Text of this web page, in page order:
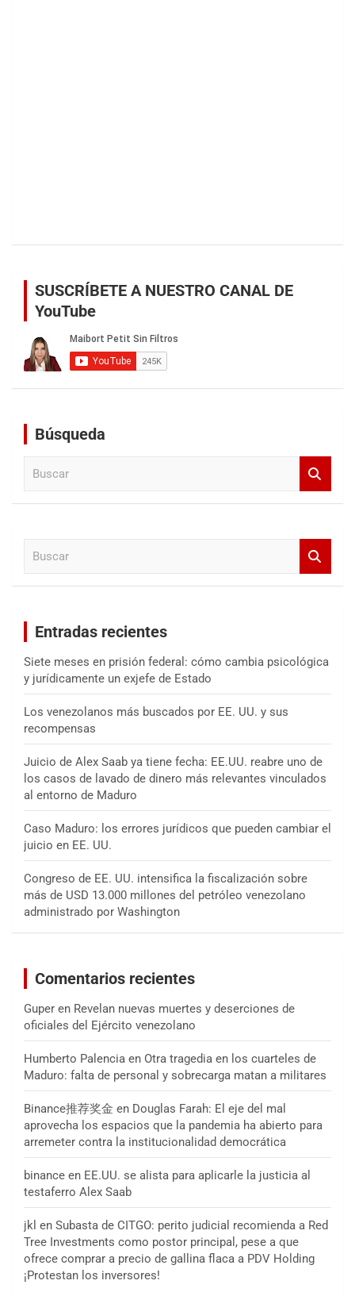
SUSCRÍBETE A NUESTRO CANAL DE
YouTube
Búsqueda
Entradas recientes
Siete meses en prisión federal: cómo cambia psicológica
y jurídicamente un exjefe de Estado
Los venezolanos más buscados por EE. UU. y sus
recompensas
Juicio de Alex Saab ya tiene fecha: EE.UU. reabre uno de
los casos de lavado de dinero más relevantes vinculados
al entorno de Maduro
Caso Maduro: los errores jurídicos que pueden cambiar el
juicio en EE. UU.
Congreso de EE. UU. intensifica la fiscalización sobre
más de USD 13.000 millones del petróleo venezolano
administrado por Washington
Comentarios recientes
Guper en Revelan nuevas muertes y deserciones de
oficiales del Ejército venezolano
Humberto Palencia en Otra tragedia en los cuarteles de
Maduro: falta de personal y sobrecarga matan a militares
Binance推荐奖金 en Douglas Farah: El eje del mal
aprovecha los espacios que la pandemia ha abierto para
arremeter contra la institucionalidad democrática
binance en EE.UU. se alista para aplicarle la justicia al
testaferro Alex Saab
jkl en Subasta de CITGO: perito judicial recomienda a Red
Tree Investments como postor principal, pese a que
ofrece comprar a precio de gallina flaca a PDV Holding
¡Protestan los inversores!